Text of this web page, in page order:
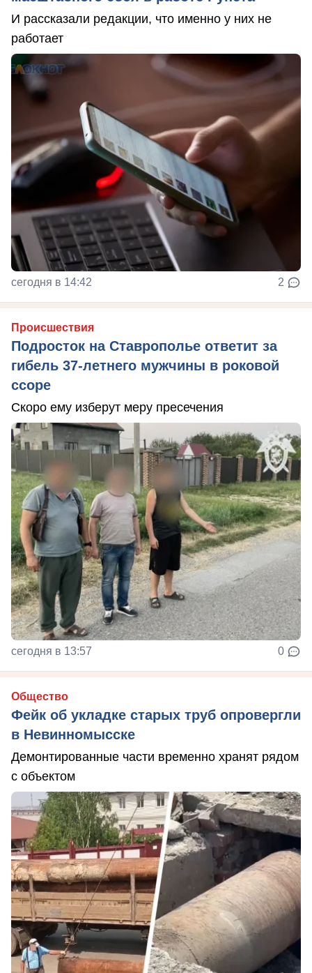
И рассказали редакции, что именно у них не
работает
сегодня в 14:42 2
Происшествия
Подросток на Ставрополье ответит за
гибель 37-летнего мужчины в роковой
ссоре
Скоро ему изберут меру пресечения
сегодня в 13:57 0
Общество
Фейк об укладке старых труб опровергли
в Невинномысске
Демонтированные части временно хранят рядом
с объектом